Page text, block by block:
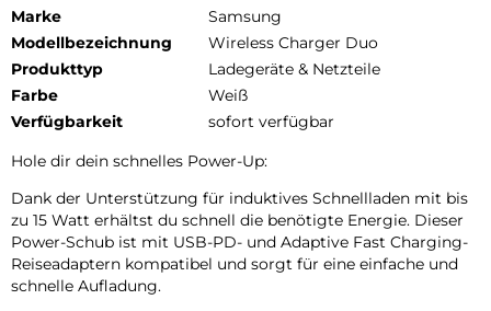
Marke
Samsung
Modellbezeichnung
Wireless Charger Duo
Produkttyp
Ladegeräte & Netzteile
Farbe
Weiß
Verfügbarkeit
sofort verfügbar
Hole dir dein schnelles Power-Up:
Dank der Unterstützung für induktives Schnellladen mit bis
zu 15 Watt erhältst du schnell die benötigte Energie. Dieser
Power-Schub ist mit USB-PD- und Adaptive Fast Charging-
Reiseadaptern kompatibel und sorgt für eine einfache und
schnelle Aufladung.